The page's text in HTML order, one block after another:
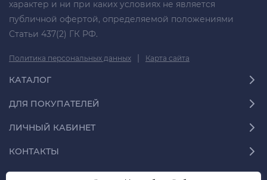
характер и ни при каких условиях не является
публичной офертой, определяемой положениями
Статьи 437(2) ГК РФ.
Политика персональных данных | Карта сайта
КАТАЛОГ
ДЛЯ ПОКУПАТЕЛЕЙ
ЛИЧНЫЙ КАБИНЕТ
КОНТАКТЫ